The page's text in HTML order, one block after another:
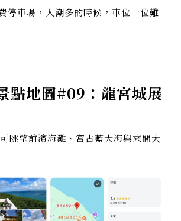
停車場，人潮多的時候，車位一位難
點地圖#09：龍宮城展
眺望前濱海灘、宮古藍大海與來間大